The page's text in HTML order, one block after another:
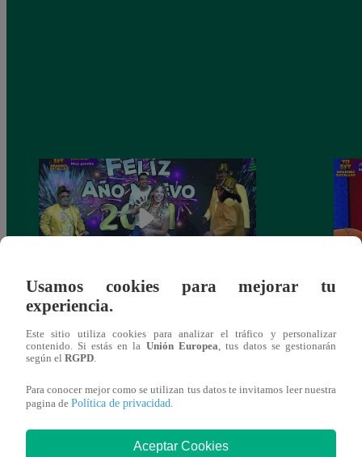
Josimar armó una tremenda fiesta de año
nuevo en El Wasap de JB
También te puede
Usamos cookies para mejorar tu
experiencia.
Este sitio utiliza cookies para analizar el tráfico y personalizar
contenido. Si estás en la Unión Europea , tus datos se gestionarán
según el RGPD
Para conocer mejor como se utilizan tus datos te invitamos leer nuestra
pagina de Política de privacidad
Aceptar Cookies